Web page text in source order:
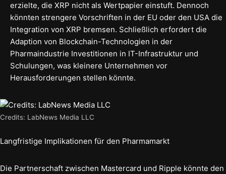
erzielte, die XRP nicht als Wertpapier einstuft. Dennoch
könnten strengere Vorschriften in der EU oder den USA die
Integration von XRP bremsen. Schließlich erfordert die
Adaption von Blockchain-Technologien in der
Pharmaindustrie Investitionen in IT-Infrastruktur und
Schulungen, was kleinere Unternehmen vor
Herausforderungen stellen könnte.
Credits: LabNews Media LLC
Langfristige Implikationen für den Pharmamarkt
Die Partnerschaft zwischen Mastercard und Ripple könnte den